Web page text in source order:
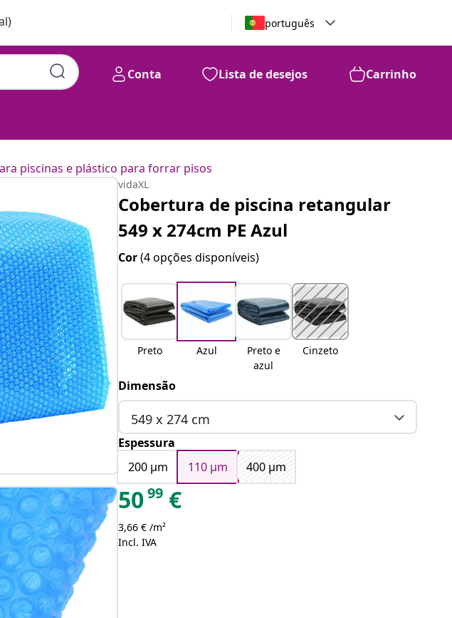
português
Conta Lista de desejos Carrinho
piscinas e plástico para forrar pisos
vidaXL
Cobertura de piscina retangular
549 x 274cm PE Azul
Cor(4 opções disponíveis)
Preto Azul
Preto e
azul
Cinzeto
Dimensão
549 x 274 cm
Espessura
200 μm
110 μm 400 μm
5099 €
3,66 € /m²
Incl. IVA